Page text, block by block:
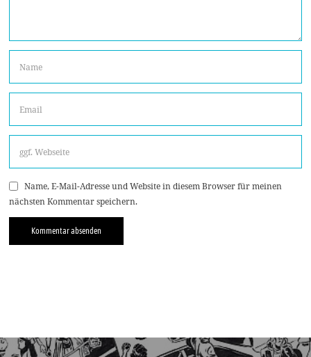
Name, E-Mail-Adresse und Website in diesem Browser für meinen
nächsten Kommentar speichern.